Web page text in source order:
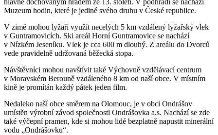
hlavně dochovaným hradem ze 13. století. V podhradí se nachází
Muzeum hodin, které je jediné svého druhu v České republice.
V zimě mohou lyžaři využít necelých 5 km vzdálený lyžařský vlek
v Guntramovicích. Ski areál Horní Guntramovice se nachází
v Nízkém Jeseníku. Vlek je cca 600 m dlouhý. Z areálu do Dvorců
vede pravidelně udržovaná běžecká stopa.
Návštěvníci mohou navštívit také Výchovně vzdělávací centrum
v Moravském Berouně vzdáleného 8 km od naší obce. V místním
kině je promítán každý pátek jeden film.
Nedaleko naší obce směrem na Olomouc, je v obci Ondrášov
umístěn výrobní závod společnosti Ondrášovka a.s. Nachází se zde
také výčepní pramen, kde si mohou lidé bezplatně napustit minerální
vodu „Ondrášovku“.